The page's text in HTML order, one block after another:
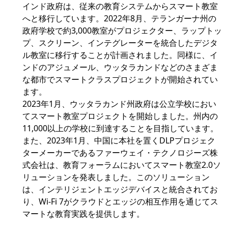
インド政府は、従来の教育システムからスマート教室
へと移行しています。2022年8月、テランガーナ州の
政府学校で約3,000教室がプロジェクター、ラップトッ
プ、スクリーン、インテグレーターを統合したデジタ
ル教室に移行することが計画されました。同様に、イ
ンドのアジュメール、ウッタラカンドなどのさまざま
な都市でスマートクラスプロジェクトが開始されてい
ます。
2023年1月、ウッタラカンド州政府は公立学校におい
てスマート教室プロジェクトを開始しました。州内の
11,000以上の学校に到達することを目指しています。
また、2023年1月、中国に本社を置くDLPプロジェク
ターメーカーであるファーウェイ・テクノロジーズ株
式会社は、教育フォーラムにおいてスマート教室2.0ソ
リューションを発表しました。このソリューション
は、インテリジェントエッジデバイスと統合されてお
り、Wi-Fi 7がクラウドとエッジの相互作用を通じてス
マートな教育実践を提供します。